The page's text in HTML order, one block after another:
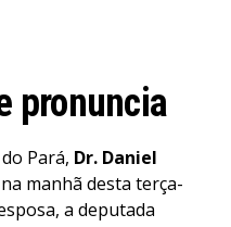
pronuncia
Pará, Dr. Daniel
manhã desta terça-
a deputada